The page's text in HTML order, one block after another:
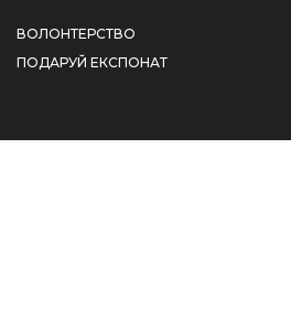
ВОЛОНТЕРСТВО
ПОДАРУЙ ЕКСПОНАТ